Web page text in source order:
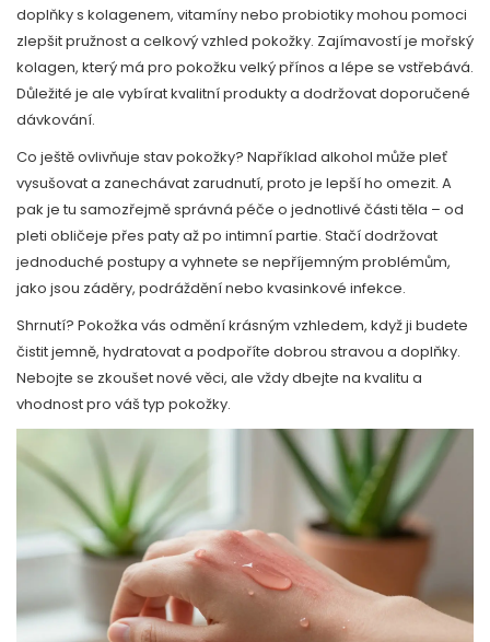
doplňky s kolagenem, vitamíny nebo probiotiky mohou pomoci
zlepšit pružnost a celkový vzhled pokožky. Zajímavostí je mořský
kolagen, který má pro pokožku velký přínos a lépe se vstřebává.
Důležité je ale vybírat kvalitní produkty a dodržovat doporučené
dávkování.
Co ještě ovlivňuje stav pokožky? Například alkohol může pleť
vysušovat a zanechávat zarudnutí, proto je lepší ho omezit. A
pak je tu samozřejmě správná péče o jednotlivé části těla – od
pleti obličeje přes paty až po intimní partie. Stačí dodržovat
jednoduché postupy a vyhnete se nepříjemným problémům,
jako jsou záděry, podráždění nebo kvasinkové infekce.
Shrnutí? Pokožka vás odmění krásným vzhledem, když ji budete
čistit jemně, hydratovat a podpoříte dobrou stravou a doplňky.
Nebojte se zkoušet nové věci, ale vždy dbejte na kvalitu a
vhodnost pro váš typ pokožky.